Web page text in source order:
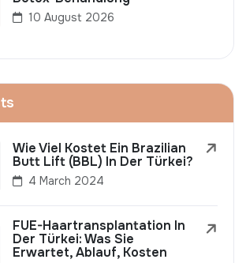
10 August 2026
Wie Viel Kostet Ein Brazilian
Butt Lift (BBL) In Der Türkei?
4 March 2024
FUE-Haartransplantation In
Der Türkei: Was Sie
Erwartet, Ablauf, Kosten